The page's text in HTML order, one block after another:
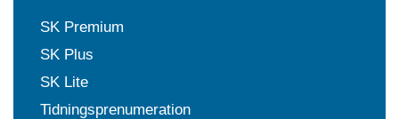
SK Premium
SK Plus
SK Lite
Tidningsprenumeration